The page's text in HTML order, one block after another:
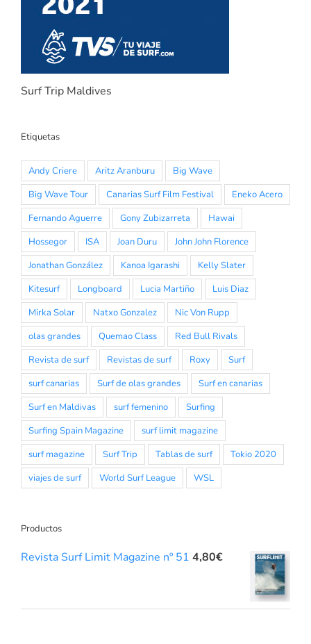
Surf Trip Maldives
Etiquetas
Andy Criere Aritz Aranburu
Big Wave
Big Wave Tour
Canarias Surf Film Festival
Eneko Acero
Fernando Aguerre
Gony Zubizarreta
Hawai
Hossegor
ISA Joan Duru
John John Florence
Jonathan González
Kanoa Igarashi
Kelly Slater
Kitesurf
Longboard Lucia Martiño
Luis Diaz
Mirka Solar
Natxo Gonzalez
Nic Von Rupp
olas grandes
Quemao Class
Red Bull Rivals
Revista de surf
Revistas de surf Roxy
Surf
surf canarias
Surf de olas grandes
Surf en canarias
Surf en Maldivas
surf femenino
Surfing
Surfing Spain Magazine
surf limit magazine
surf magazine
Surf Trip Tablas de surf
Tokio 2020
viajes de surf
World Surf League WSL
Productos
Revista Surf Limit Magazine nº 51 4,80€